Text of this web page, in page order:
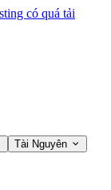
có quá tải
Tài Nguyên